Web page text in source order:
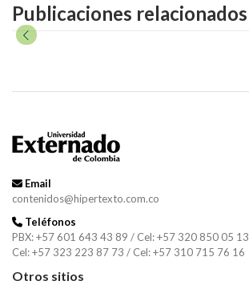
Publicaciones relacionados
Email
contenidos@hipertexto.com.co
Teléfonos
PBX: +57 601 643 43 89 / Cel: +57 320 850 05 13
Cel: +57 323 223 87 73 / Cel: +57 310 715 76 16
Otros sitios